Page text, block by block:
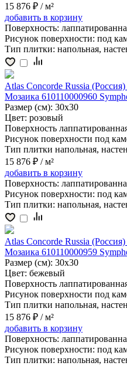
15 876 ₽ / м²
добавить в корзину
Поверхность:
Рисунок поверхности: под
Тип плитки: напольная,
Atlas Concorde Russia (Россия)
Мозаика 610110000960
Размер (см): 30x30
Цвет: розовый
Поверхность
Рисунок поверхности под
Тип плитки напольная,
15 876 ₽ / м²
добавить в корзину
Поверхность:
Рисунок поверхности: под
Тип плитки: напольная,
Atlas Concorde Russia (Россия)
Мозаика 610110000959
Размер (см): 30x30
Цвет: бежевый
Поверхность
Рисунок поверхности под
Тип плитки напольная,
15 876 ₽ / м²
добавить в корзину
Поверхность:
Рисунок поверхности: под
Тип плитки: напольная,